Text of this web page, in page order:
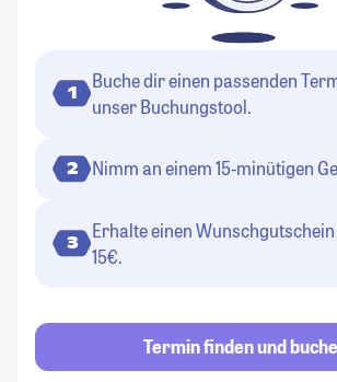
1
Buche dir einen passenden
unser Buchungstool.
2 Nimm an einem 15-minütigen
3
Erhalte einen
15€.
Termin finden und